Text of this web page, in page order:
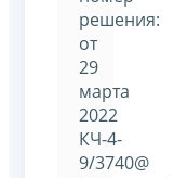
решения:
от
29
марта
2022
КЧ-4-
9/3740@